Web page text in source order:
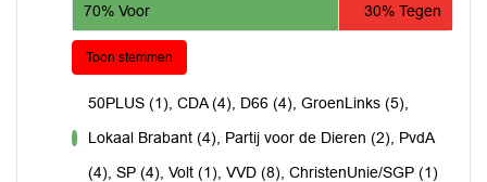
70% Voor
30% Tegen
Toon stemmen
50PLUS (1), CDA (4), D66 (4), GroenLinks (5),
Lokaal Brabant (4), Partij voor de Dieren (2), PvdA
(4), SP (4), Volt (1), VVD (8), ChristenUnie/SGP (1)